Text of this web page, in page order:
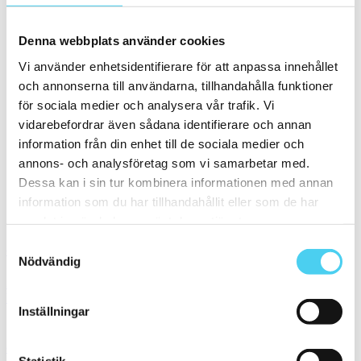
Denna webbplats använder cookies
Vi använder enhetsidentifierare för att anpassa innehållet
och annonserna till användarna, tillhandahålla funktioner
för sociala medier och analysera vår trafik. Vi
vidarebefordrar även sådana identifierare och annan
information från din enhet till de sociala medier och
annons- och analysföretag som vi samarbetar med.
Dessa kan i sin tur kombinera informationen med annan
information som du har tillhandahållit eller som de har
Nödvändig
Inställningar
m²
0 till 100 kr(3)
(33)
200 till 300 kr (37)
300 till 400 kr(33)
400 till 600 kr(44)
600 till 800 kr
(17)
800 till 1000 kr(16)
1000 till 1500 kr(9)
1500 till 2000 kr (1)
1 395 kr / m² 698 kr / m²